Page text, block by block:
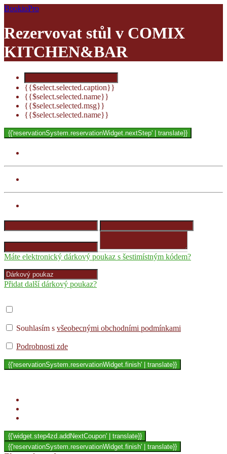
BookioPro
Rezervovat stůl v COMIX
KITCHEN&BAR
{{$select.selected.caption}}
{{$select.selected.name}}
{{$select.selected.msg}}
{{$select.selected.name}}
Máte elektronický dárkový poukaz s šestimístným kódem?
Přidat další dárkový poukaz?
Souhlasím s všeobecnými obchodními podmínkami
Podrobnosti zde